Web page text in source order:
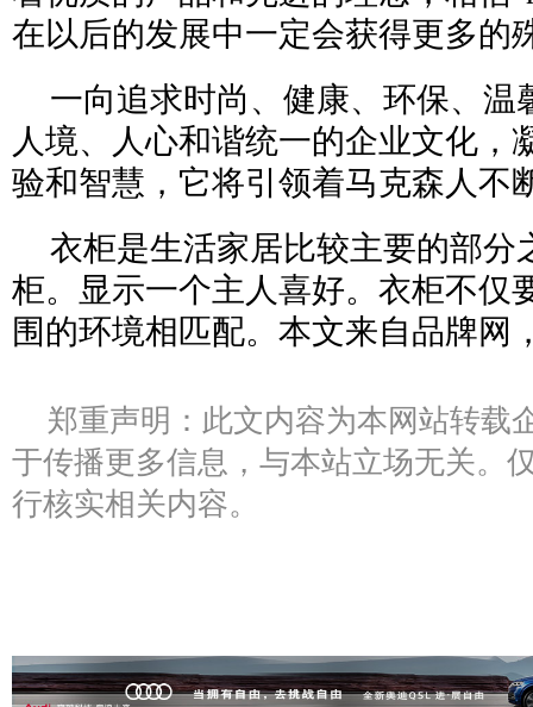
在以后的发展中一定会获得更多的
一向追求时尚、健康、环保、温
人境、人心和谐统一的企业文化，
验和智慧，它将引领着马克森人不
衣柜是生活家居比较主要的部分
柜。显示一个主人喜好。衣柜不仅
围的环境相匹配。本文来自品牌网
郑重声明：此文内容为本网站转载
于传播更多信息，与本站立场无关。
行核实相关内容。